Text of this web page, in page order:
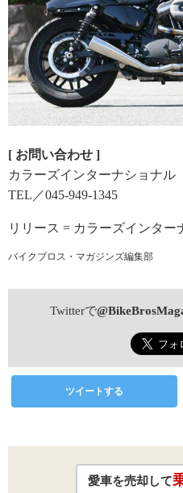
[ お問い合わせ ]
カラーズインターナショナル
TEL／045-949-1345
リリース = カラーズインター
バイクブロス・マガジンズ編集部
Twitterで
ツイートする
愛車を売却して